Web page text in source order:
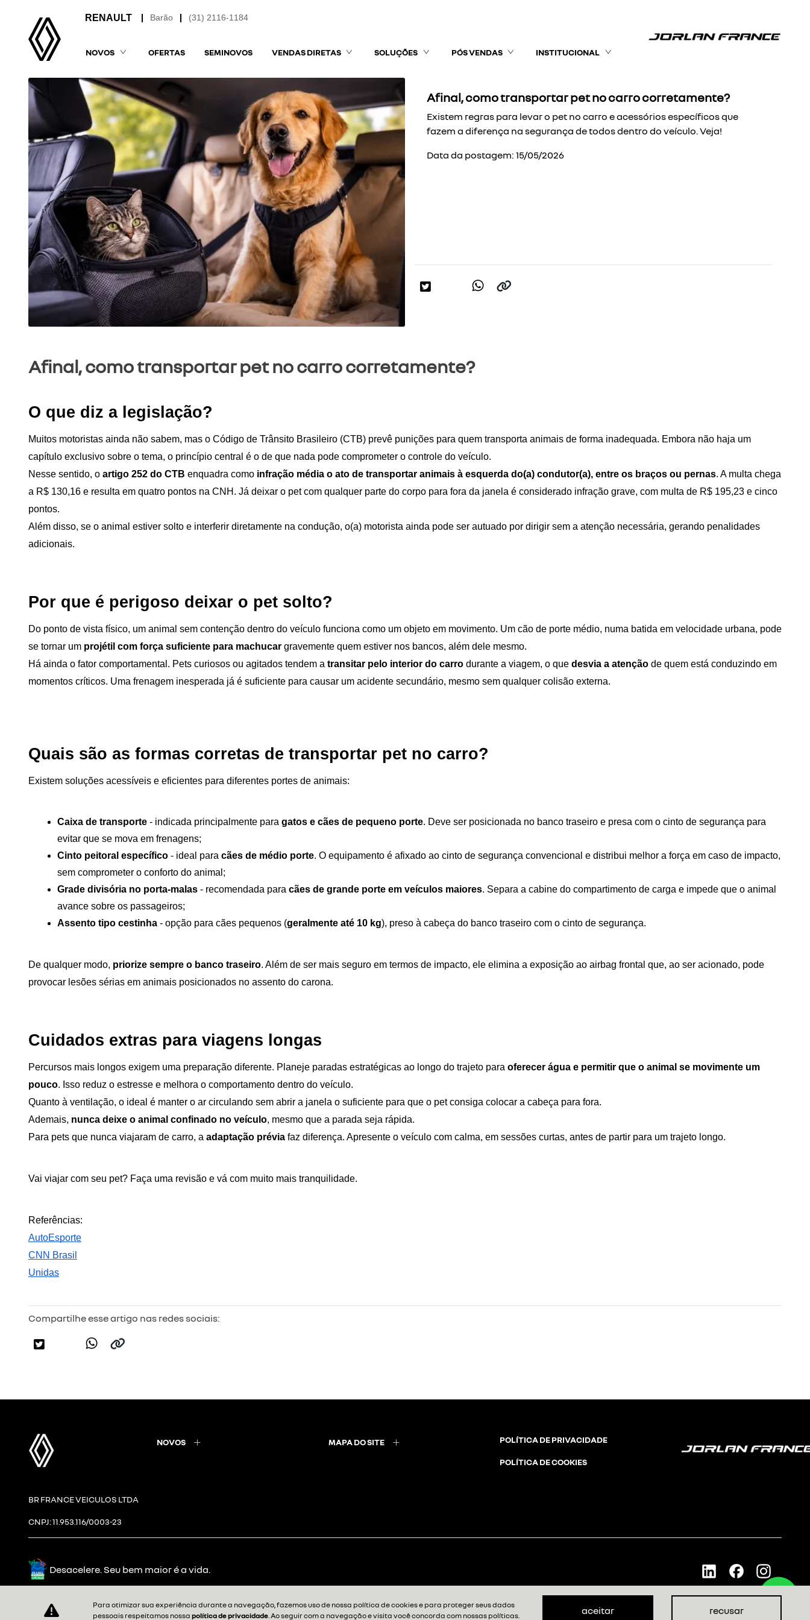
(31) 2116-1184
Barão
NOVOS OFERTAS SEMINOVOS VENDAS DIRETAS SOLUÇÕES PÓS VENDAS INSTITUCIONAL
Afinal, como transportar pet no carro corretamente?
Existem regras para levar o pet no carro e acessórios específicos que
fazem a diferença na segurança de todos dentro do veículo. Veja!
Data da postagem: 15/05/2026
Afinal, como transportar pet no carro corretamente?
O que diz a legislação?
Muitos motoristas ainda não sabem, mas o Código de Trânsito Brasileiro (CTB) prevê punições para quem transporta animais de forma inadequada. Embora não haja um
capítulo exclusivo sobre o tema, o princípio central é o de que nada pode comprometer o controle do veículo.
Nesse sentido, o artigo 252 do CTB enquadra como infração média o ato de transportar animais à esquerda do(a) condutor(a), entre os braços ou pernas. A multa chega
a R$ 130,16 e resulta em quatro pontos na CNH. Já deixar o pet com qualquer parte do corpo para fora da janela é considerado infração grave, com multa de R$ 195,23 e cinco
pontos.
Além disso, se o animal estiver solto e interferir diretamente na condução, o(a) motorista ainda pode ser autuado por dirigir sem a atenção necessária, gerando penalidades
adicionais.
Por que é perigoso deixar o pet solto?
Do ponto de vista físico, um animal sem contenção dentro do veículo funciona como um objeto em movimento. Um cão de porte médio, numa batida em velocidade urbana, pode
se tornar um projétil com força suficiente para machucar gravemente quem estiver nos bancos, além dele mesmo.
Há ainda o fator comportamental. Pets curiosos ou agitados tendem a transitar pelo interior do carro durante a viagem, o que desvia a atenção de quem está conduzindo em
momentos críticos. Uma frenagem inesperada já é suficiente para causar um acidente secundário, mesmo sem qualquer colisão externa.
Quais são as formas corretas de transportar pet no carro?
Existem soluções acessíveis e eficientes para diferentes portes de animais:
Caixa de transporte - indicada principalmente para gatos e cães de pequeno porte. Deve ser posicionada no banco traseiro e presa com o cinto de segurança para
evitar que se mova em frenagens;
Cinto peitoral específico - ideal para cães de médio porte. O equipamento é afixado ao cinto de segurança convencional e distribui melhor a força em caso de impacto,
sem comprometer o conforto do animal;
Grade divisória no porta-malas - recomendada para cães de grande porte em veículos maiores. Separa a cabine do compartimento de carga e impede que o animal
avance sobre os passageiros;
Assento tipo cestinha - opção para cães pequenos (geralmente até 10 kg), preso à cabeça do banco traseiro com o cinto de segurança.
De qualquer modo, priorize sempre o banco traseiro. Além de ser mais seguro em termos de impacto, ele elimina a exposição ao airbag frontal que, ao ser acionado, pode
provocar lesões sérias em animais posicionados no assento do carona.
Cuidados extras para viagens longas
Percursos mais longos exigem uma preparação diferente. Planeje paradas estratégicas ao longo do trajeto para oferecer água e permitir que o animal se movimente um
pouco. Isso reduz o estresse e melhora o comportamento dentro do veículo.
Quanto à ventilação, o ideal é manter o ar circulando sem abrir a janela o suficiente para que o pet consiga colocar a cabeça para fora.
Ademais, nunca deixe o animal confinado no veículo, mesmo que a parada seja rápida.
Para pets que nunca viajaram de carro, a adaptação prévia faz diferença. Apresente o veículo com calma, em sessões curtas, antes de partir para um trajeto longo.
Vai viajar com seu pet? Faça uma revisão e vá com muito mais tranquilidade.
Referências:
AutoEsporte
CNN Brasil
Unidas
Compartilhe esse artigo nas redes sociais:
NOVOS MAPA DO SITE POLÍTICA DE PRIVACIDADE
POLÍTICA DE COOKIES
BR FRANCE VEICULOS LTDA
CNPJ: 11.953.116/0003-23
Desacelere. Seu bem maior é a vida.
Para otimizar sua experiência durante a navegação, fazemos uso de nossa política de cookies e para proteger seus dados
pessoais respeitamos nossa política de privacidade. Ao seguir com a navegação e visita você concorda com nossas políticas. aceitar recusar